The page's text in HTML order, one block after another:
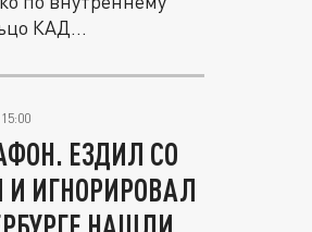
КАД...
ЕЗДИЛ СО
ИГНОРИРОВАЛ